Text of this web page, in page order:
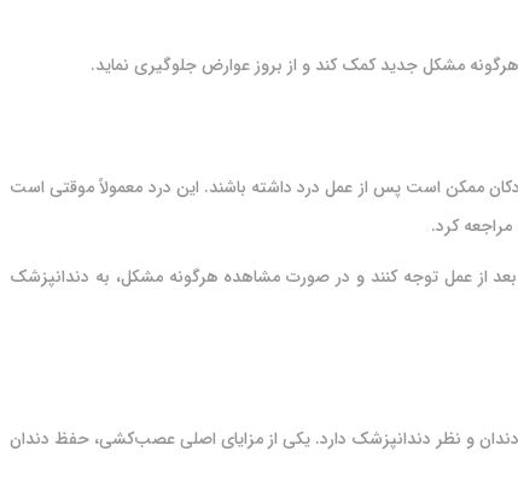
مشکل جدید کمک کند و از بروز عوارض جلوگیری نماید.
ممکن است پس از عمل درد داشته باشند. این درد معمولاً موقتی است
کرد.
از عمل توجه کنند و در صورت مشاهده هرگونه مشکل، به دندانپزشک
و نظر دندانپزشک دارد. یکی از مزایای اصلی عصب‌کشی، حفظ دندان